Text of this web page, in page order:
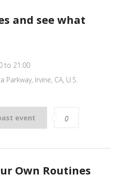
and see what
to 21:00
Irvine, CA, U.S.
event 0
Own Routines